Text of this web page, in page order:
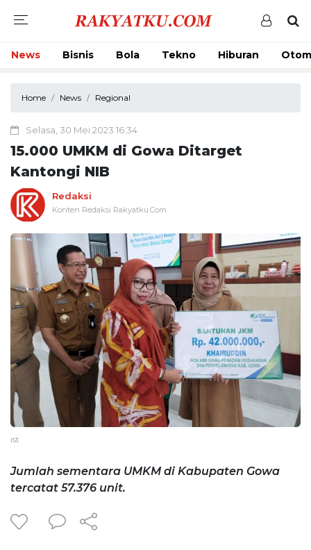
News Bisnis Bola Tekno Hiburan
Home News Regional
Selasa, 30 Mei 2023 16:34
15.000 UMKM di Gowa Ditarget
Kantongi NIB
Redaksi
Konten Redaksi Rakyatku.Com
ist
Jumlah sementara UMKM di Kabupaten Gowa
tercatat 57.376 unit.